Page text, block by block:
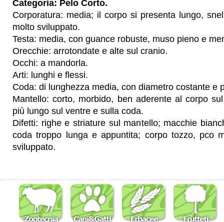
Categoria: Pelo Corto.
Corporatura: media; il corpo si presenta lungo,
molto sviluppato.
Testa: media, con guance robuste, muso pieno e
Orecchie: arrotondate e alte sul cranio.
Occhi: a mandorla.
Arti: lunghi e flessi.
Coda: di lunghezza media, con diametro costante e
Mantello: corto, morbido, ben aderente al corpo
più lungo sul ventre e sulla coda.
Difetti: righe e striature sul mantello; macchie
coda troppo lunga e appuntita; corpo tozzo, pco
sviluppato.